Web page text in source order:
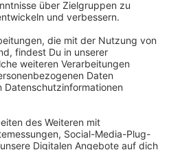
als ganz normale
am "Berühmtsein" ist
Ihre Eltern ab und zu im
was Ihre Kids tun.